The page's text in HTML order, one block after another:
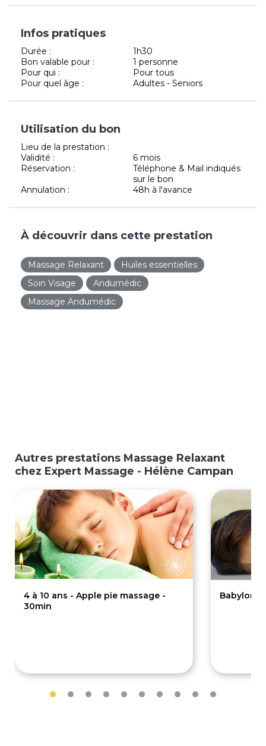
Infos pratiques
Durée :
1h30
Bon valable pour :
1 personne
Pour qui :
Pour tous
Pour quel âge :
Adultes - Seniors
Utilisation du bon
Lieu de la prestation :
Validité :
6 mois
Réservation :
Téléphone & Mail indiqués
sur le bon
Annulation :
48h à l'avance
À découvrir dans cette prestation
Massage Relaxant
Huiles essentielles
Soin Visage
Andumédic
Massage Andumédic
Autres prestations Massage Relaxant
chez Expert Massage - Hélène Campan
4 à 10 ans - Apple pie massage -
30min